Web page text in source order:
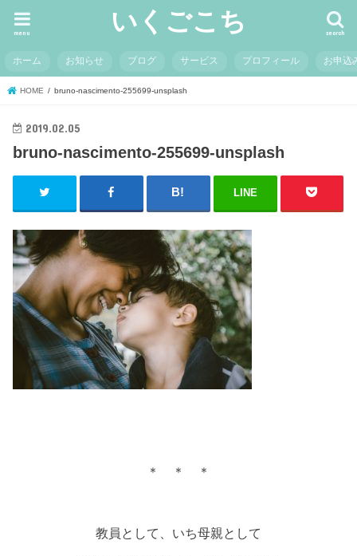
いくごこち search
menu
ホーム お知らせ ブログ サービス プロフィール お申込
HOME bruno-nascimento-255699-unsplash
2019.02.05
bruno-nascimento-255699-unsplash
LINE
＊ ＊ ＊
教員として、いち母親として